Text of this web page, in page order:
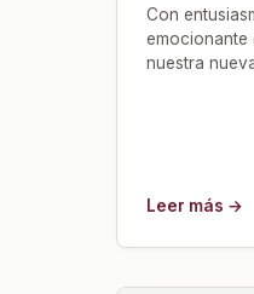
Con
emocionante
nuestra
Leer más →